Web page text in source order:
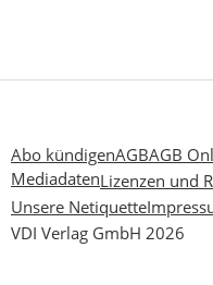
Abo kündigenAGBAGB
MediadatenLizenzen und
Unsere Netiquette
VDI Verlag GmbH 2026